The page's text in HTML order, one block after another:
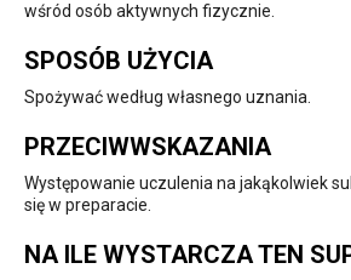
wśród osób aktywnych fizycznie.
SPOSÓB UŻYCIA
Spożywać według własnego uznania.
PRZECIWWSKAZANIA
Występowanie uczulenia na jakąkolwiek
się w preparacie.
NA ILE WYSTARCZA TEN